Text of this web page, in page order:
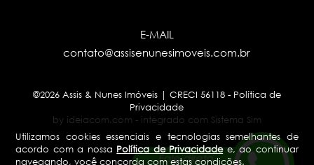
Utilizamos cookies essenciais e tecnologias semelhantes de
acordo com a nossa Política de Privacidadee, ao continuar
navegando, você concorda com estas condições.
E-MAIL
contato@assisenunesimoveis.com.br
©2026 Assis & Nunes Imóveis | CRECI 56118 - Política de
Privacidade
by ideiacom.com - integrado com Sistema Sim